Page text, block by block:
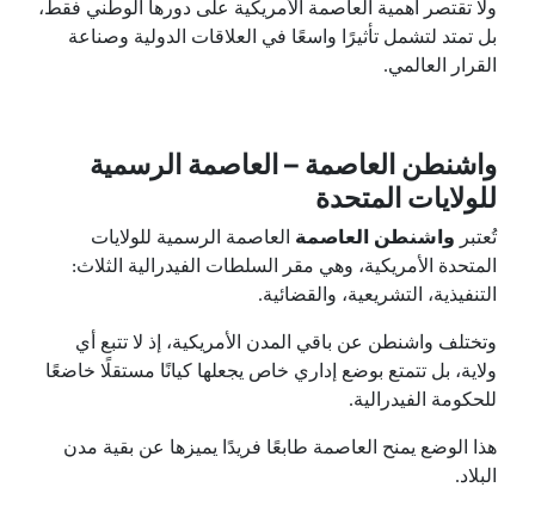
ولا تقتصر أهمية العاصمة الأمريكية على دورها الوطني فقط،
بل تمتد لتشمل تأثيرًا واسعًا في العلاقات الدولية وصناعة
القرار العالمي.
واشنطن العاصمة – العاصمة الرسمية
للولايات المتحدة
تُعتبر واشنطن العاصمة العاصمة الرسمية للولايات
المتحدة الأمريكية، وهي مقر السلطات الفيدرالية الثلاث:
التنفيذية، التشريعية، والقضائية.
وتختلف واشنطن عن باقي المدن الأمريكية، إذ لا تتبع أي
ولاية، بل تتمتع بوضع إداري خاص يجعلها كيانًا مستقلًا خاضعًا
للحكومة الفيدرالية.
هذا الوضع يمنح العاصمة طابعًا فريدًا يميزها عن بقية مدن
البلاد.